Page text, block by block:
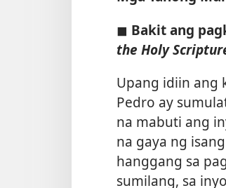
◼ Bakit ang
the Holy
Upang idiin ang
Pedro ay
na mabuti ang
na gaya ng
hanggang sa
sumilang, sa